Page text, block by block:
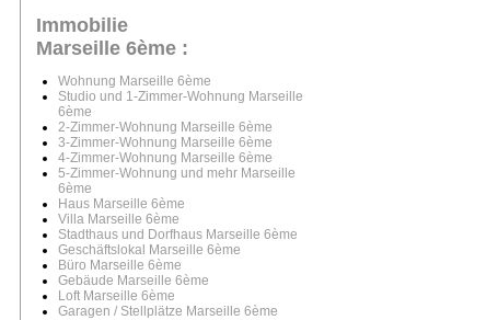
Immobilie
Marseille 6ème :
Wohnung Marseille 6ème
Studio und 1-Zimmer-Wohnung Marseille
6ème
2-Zimmer-Wohnung Marseille 6ème
3-Zimmer-Wohnung Marseille 6ème
4-Zimmer-Wohnung Marseille 6ème
5-Zimmer-Wohnung und mehr Marseille
6ème
Haus Marseille 6ème
Villa Marseille 6ème
Stadthaus und Dorfhaus Marseille 6ème
Geschäftslokal Marseille 6ème
Büro Marseille 6ème
Gebäude Marseille 6ème
Loft Marseille 6ème
Garagen / Stellplätze Marseille 6ème